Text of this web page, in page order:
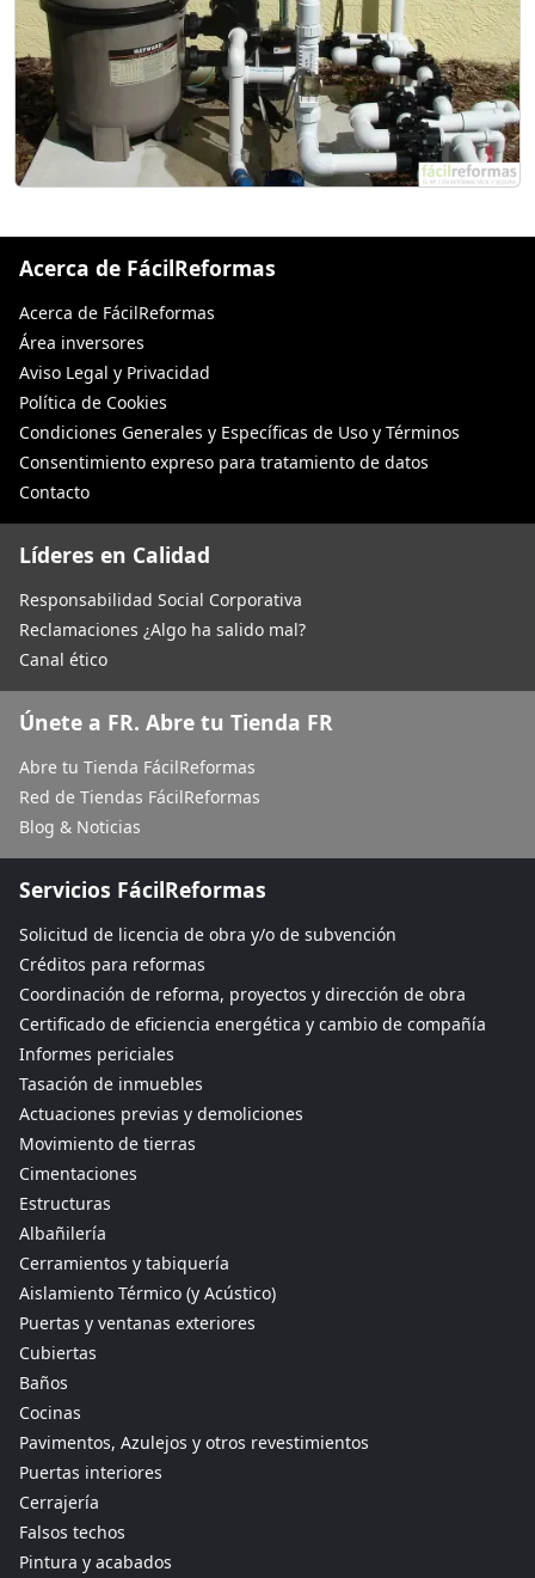
Acerca de FácilReformas
Acerca de FácilReformas
Área inversores
Aviso Legal y Privacidad
Política de Cookies
Condiciones Generales y Específicas de Uso y Términos
Consentimiento expreso para tratamiento de datos
Contacto
Líderes en Calidad
Responsabilidad Social Corporativa
Reclamaciones ¿Algo ha salido mal?
Canal ético
Únete a FR. Abre tu Tienda FR
Abre tu Tienda FácilReformas
Red de Tiendas FácilReformas
Blog & Noticias
Servicios FácilReformas
Solicitud de licencia de obra y/o de subvención
Créditos para reformas
Coordinación de reforma, proyectos y dirección de obra
Certificado de eficiencia energética y cambio de compañía
Informes periciales
Tasación de inmuebles
Actuaciones previas y demoliciones
Movimiento de tierras
Cimentaciones
Estructuras
Albañilería
Cerramientos y tabiquería
Aislamiento Térmico (y Acústico)
Puertas y ventanas exteriores
Cubiertas
Baños
Cocinas
Pavimentos, Azulejos y otros revestimientos
Puertas interiores
Cerrajería
Falsos techos
Pintura y acabados